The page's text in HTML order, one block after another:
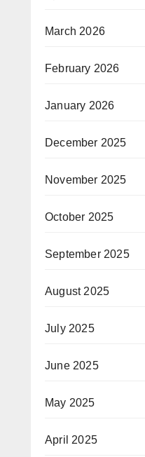
March 2026
February 2026
January 2026
December 2025
November 2025
October 2025
September 2025
August 2025
July 2025
June 2025
May 2025
April 2025